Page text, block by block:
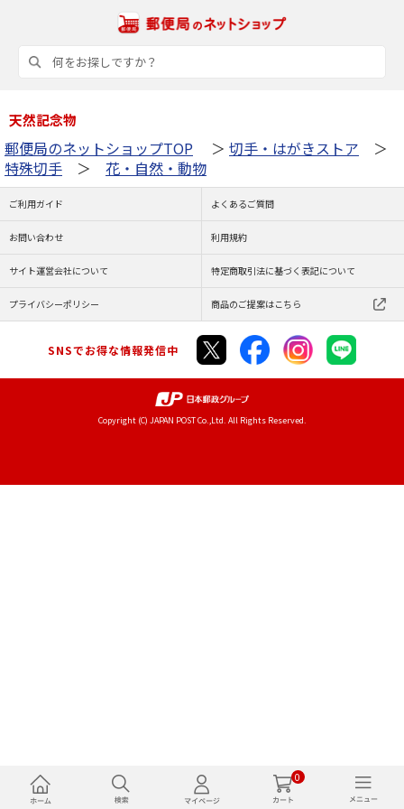
0
天然記念物
郵便局のネットショップTOP ＞ 切手・はがきストア ＞
特殊切手 ＞ 花・自然・動物
ご利用ガイド よくあるご質問
お問い合わせ 利用規約
サイト運営会社について 特定商取引法に基づく表記について
プライバシーポリシー 商品のご提案はこちら
SNSでお得な情報発信中
Copyright (C) JAPAN POST Co.,Ltd. All Rights Reserved.